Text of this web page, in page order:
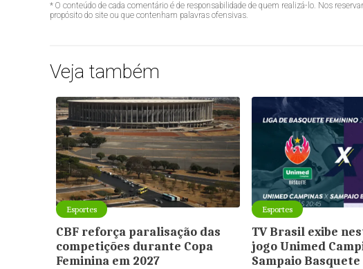
* O conteúdo de cada comentário é de responsabilidade de quem realizá-lo. Nos
propósito do site ou que contenham palavras ofensivas.
Veja também
Esportes
CBF reforça paralisação das
competições durante Copa
Feminina em 2027
Esportes
TV Brasil exibe
jogo Unimed
Sampaio Basquete